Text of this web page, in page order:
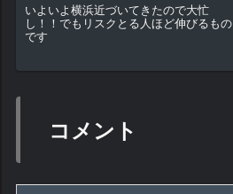
いよいよ横浜近づいてきたので大忙
し！！でもリスクとる人ほど伸びるもの
です
コメント